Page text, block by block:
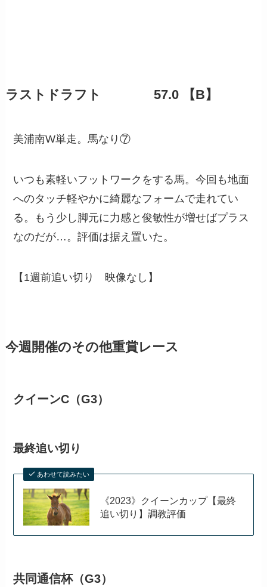
ラストドラフト 57.0 【B】
美浦南W単走。馬なり⑦
いつも素軽いフットワークをする馬。今回も地面
へのタッチ軽やかに綺麗なフォームで走れてい
る。もう少し脚元に力感と俊敏性が増せばプラス
なのだが…。評価は据え置いた。
【1週前追い切り 映像なし】
今週開催のその他重賞レース
クイーンC（G3）
最終追い切り
あわせて読みたい
《2023》クイーンカップ【最終
追い切り】調教評価
共同通信杯（G3）